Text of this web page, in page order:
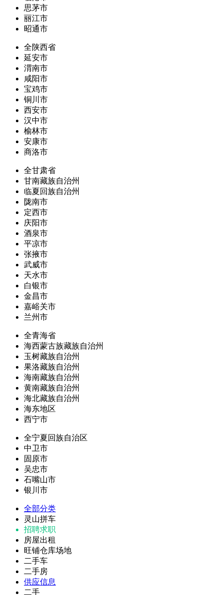
思茅市
丽江市
昭通市
全陕西省
延安市
渭南市
咸阳市
宝鸡市
铜川市
西安市
汉中市
榆林市
安康市
商洛市
全甘肃省
甘南藏族自治州
临夏回族自治州
陇南市
定西市
庆阳市
酒泉市
平凉市
张掖市
武威市
天水市
白银市
金昌市
嘉峪关市
兰州市
全青海省
海西蒙古族藏族自治州
玉树藏族自治州
果洛藏族自治州
海南藏族自治州
黄南藏族自治州
海北藏族自治州
海东地区
西宁市
全宁夏回族自治区
中卫市
固原市
吴忠市
石嘴山市
银川市
全部分类
灵山拼车
招聘求职
房屋出租
旺铺仓库场地
二手车
二手房
供应信息
二手